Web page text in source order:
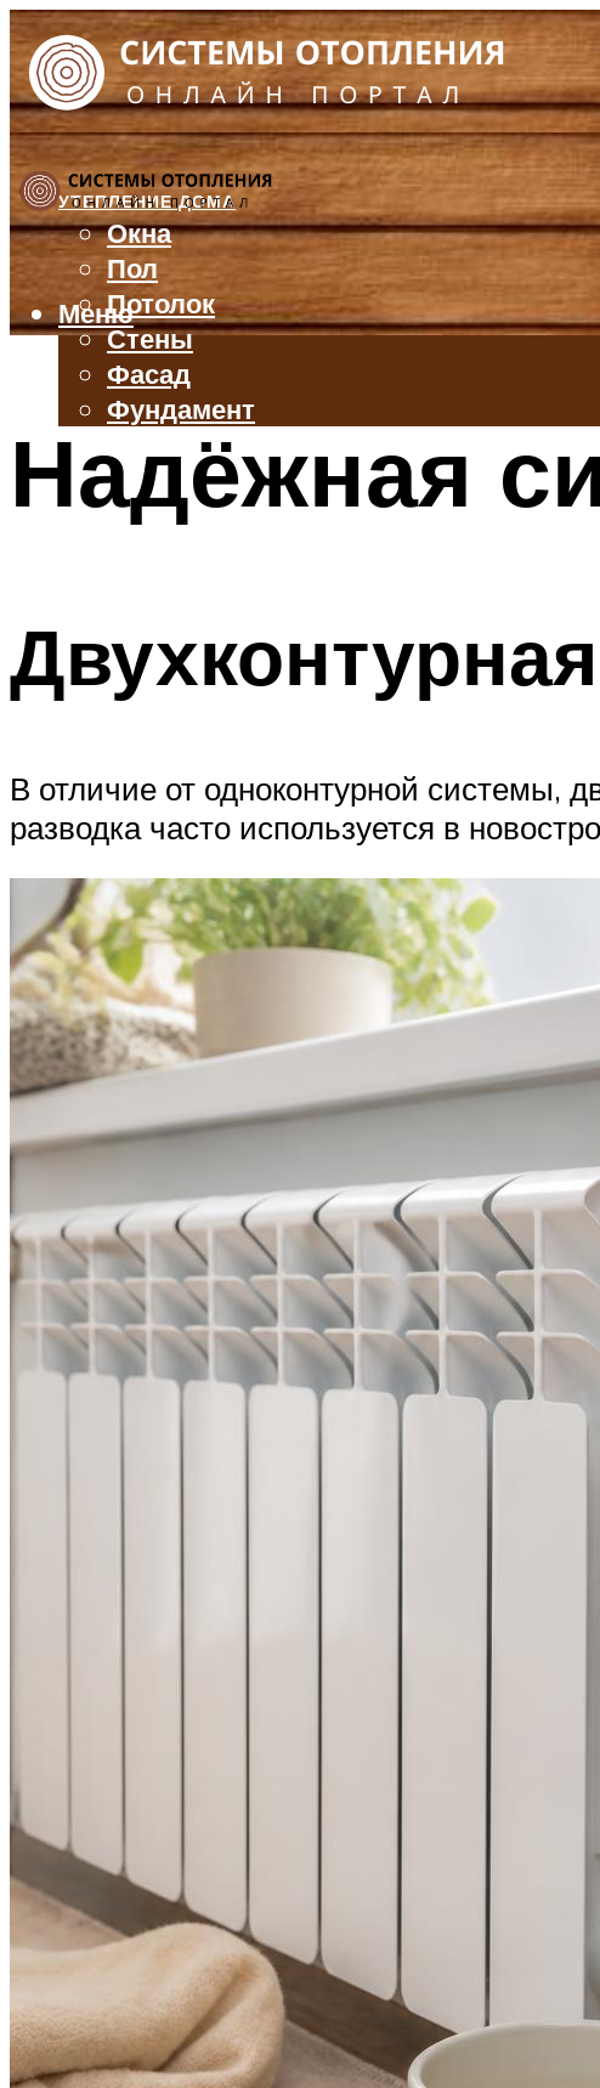
УТЕПЛЕНИЕ ДОМА
Окна
Пол
Потолок
Стены
Фасад
Фундамент
БАЛКОН И ЛОДЖИЯ
КРЫША
Меню
Надёжная
В отличие от одноконтурной системы,
разводка часто используется в